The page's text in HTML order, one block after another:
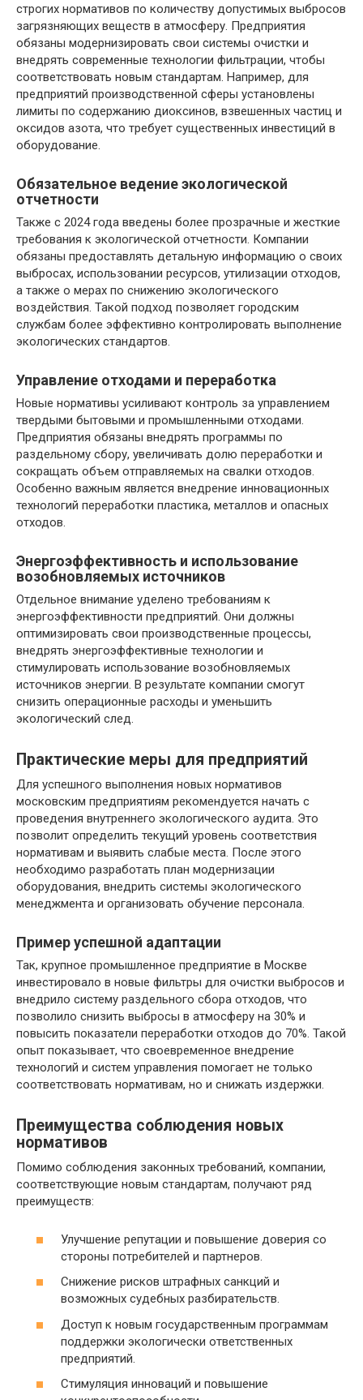
строгих нормативов по количеству допустимых выбросов
загрязняющих веществ в атмосферу. Предприятия
обязаны модернизировать свои системы очистки и
внедрять современные технологии фильтрации, чтобы
соответствовать новым стандартам. Например, для
предприятий производственной сферы установлены
лимиты по содержанию диоксинов, взвешенных частиц и
оксидов азота, что требует существенных инвестиций в
оборудование.
Обязательное ведение экологической
отчетности
Также с 2024 года введены более прозрачные и жесткие
требования к экологической отчетности. Компании
обязаны предоставлять детальную информацию о своих
выбросах, использовании ресурсов, утилизации отходов,
а также о мерах по снижению экологического
воздействия. Такой подход позволяет городским
службам более эффективно контролировать выполнение
экологических стандартов.
Управление отходами и переработка
Новые нормативы усиливают контроль за управлением
твердыми бытовыми и промышленными отходами.
Предприятия обязаны внедрять программы по
раздельному сбору, увеличивать долю переработки и
сокращать объем отправляемых на свалки отходов.
Особенно важным является внедрение инновационных
технологий переработки пластика, металлов и опасных
отходов.
Энергоэффективность и использование
возобновляемых источников
Отдельное внимание уделено требованиям к
энергоэффективности предприятий. Они должны
оптимизировать свои производственные процессы,
внедрять энергоэффективные технологии и
стимулировать использование возобновляемых
источников энергии. В результате компании смогут
снизить операционные расходы и уменьшить
экологический след.
Практические меры для предприятий
Для успешного выполнения новых нормативов
московским предприятиям рекомендуется начать с
проведения внутреннего экологического аудита. Это
позволит определить текущий уровень соответствия
нормативам и выявить слабые места. После этого
необходимо разработать план модернизации
оборудования, внедрить системы экологического
менеджмента и организовать обучение персонала.
Пример успешной адаптации
Так, крупное промышленное предприятие в Москве
инвестировало в новые фильтры для очистки выбросов и
внедрило систему раздельного сбора отходов, что
позволило снизить выбросы в атмосферу на 30% и
повысить показатели переработки отходов до 70%. Такой
опыт показывает, что своевременное внедрение
технологий и систем управления помогает не только
соответствовать нормативам, но и снижать издержки.
Преимущества соблюдения новых
нормативов
Помимо соблюдения законных требований, компании,
соответствующие новым стандартам, получают ряд
преимуществ:
Улучшение репутации и повышение доверия со
стороны потребителей и партнеров.
Снижение рисков штрафных санкций и
возможных судебных разбирательств.
Доступ к новым государственным программам
поддержки экологически ответственных
предприятий.
Стимуляция инноваций и повышение